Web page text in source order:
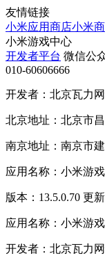
友情链接
小米应用商店小米
小米游戏中心
开发者平台 微信公
010-60606666
开发者：北京瓦力
北京地址：北京市
南京地址：南京市
应用名称：小米游
版本：13.5.0.70 更
应用名称：小米游
开发者：北京瓦力